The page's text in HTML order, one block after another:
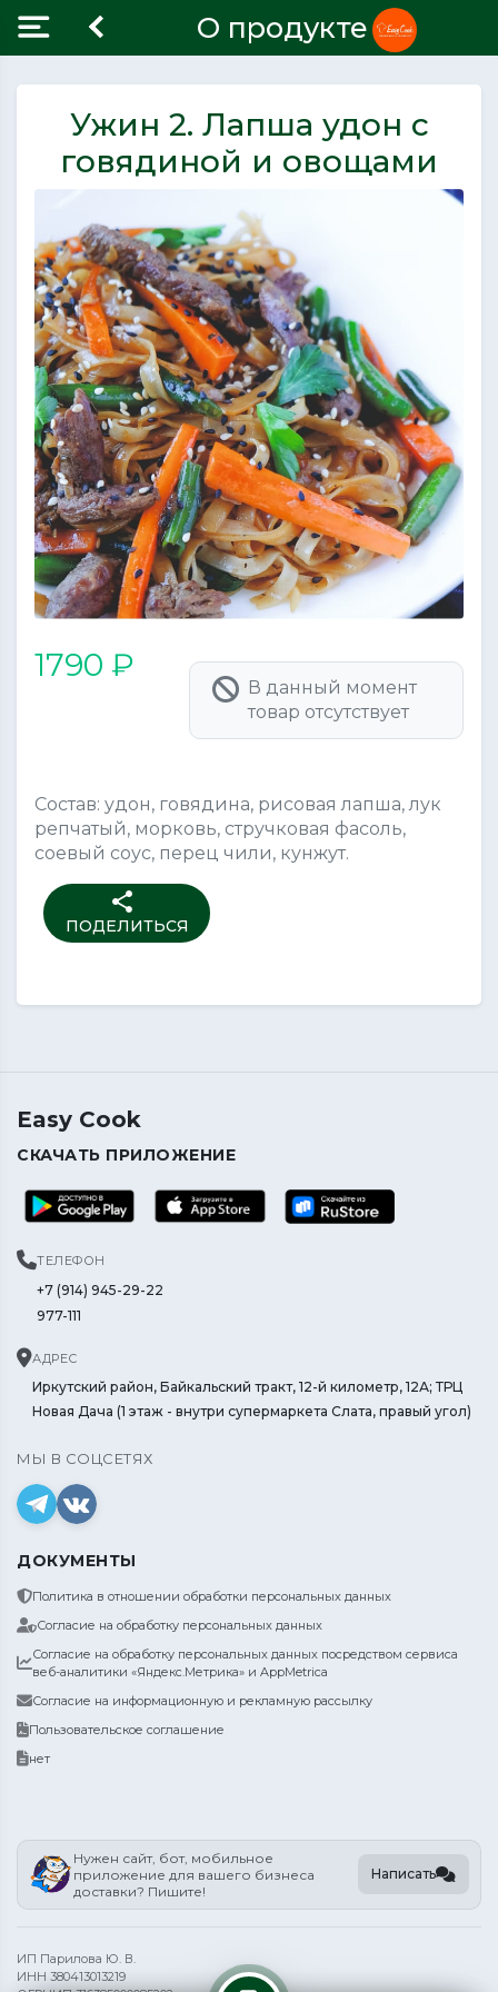
О продукте
Ужин 2. Лапша удон с
говядиной и овощами
1790 ₽
В данный момент
товар отсутствует
Состав: удон, говядина, рисовая лапша, лук
репчатый, морковь, стручковая фасоль,
соевый соус, перец чили, кунжут.
share
ПОДЕЛИТЬСЯ
Easy Cook
СКАЧАТЬ ПРИЛОЖЕНИЕ
ТЕЛЕФОН
+7 (914) 945-29-22
977-111
АДРЕС
Иркутский район, Байкальский тракт, 12-й километр, 12А; ТРЦ
Новая Дача (1 этаж - внутри супермаркета Слата, правый угол)
МЫ В СОЦСЕТЯХ
ДОКУМЕНТЫ
Политика в отношении обработки персональных данных
Согласие на обработку персональных данных
Согласие на обработку персональных данных посредством сервиса
веб-аналитики «Яндекс.Метрика» и AppMetrica
Согласие на информационную и рекламную рассылку
Пользовательское соглашение
нет
Нужен сайт, бот, мобильное
приложение для вашего бизнеса
доставки? Пишите!
Написать
ИП Парилова Ю. В.
ИНН 380413013219